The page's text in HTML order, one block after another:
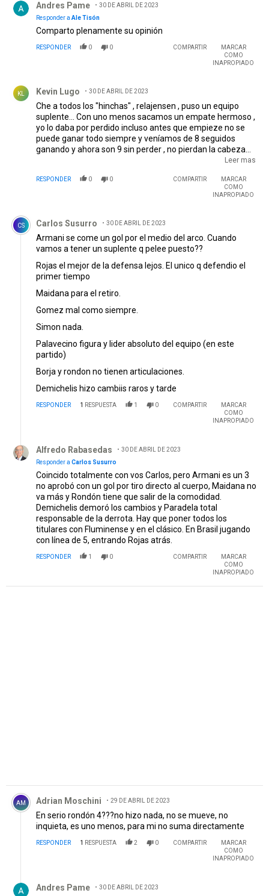
Andres Pame
30 DE ABRIL DE 2023
Responder a Ale Tisón
Comparto plenamente su opinión
RESPONDER 0 0 COMPARTIR
MARCAR
COMO
INAPROPIADO
KL Kevin Lugo 30 DE ABRIL DE 2023
Che a todos los "hinchas" , relajensen , puso un equipo
suplente... Con uno menos sacamos un empate hermoso ,
yo lo daba por perdido incluso antes que empieze no se
puede ganar todo siempre y veníamos de 8 seguidos
ganando y ahora son 9 sin perder , no pierdan la cabeza
por un partido , alienten más y critiquen menos... Me
siempre pese a las dificultades que se presentaron ,
Leer mas
RESPONDER 0 0 COMPARTIR
MARCAR
COMO
INAPROPIADO
Comentario de Carlos Susurro.
CS Carlos Susurro 30 DE ABRIL DE 2023
Armani se come un gol por el medio del arco. Cuando
vamos a tener un suplente q pelee puesto??
Rojas el mejor de la defensa lejos. El unico q defendio el
primer tiempo
Maidana para el retiro.
Gomez mal como siempre.
Simon nada.
Palavecino figura y lider absoluto del equipo (en este
partido)
Borja y rondon no tienen articulaciones.
Demichelis hizo cambiis raros y tarde
RESPONDER 1 RESPUESTA 1 0 COMPARTIR
MARCAR
COMO
INAPROPIADO
Alfredo Rabasedas
30 DE ABRIL DE 2023
Responder a Carlos Susurro
Coincido totalmente con vos Carlos, pero Armani es un 3
no aprobó con un gol por tiro directo al cuerpo, Maidana no
va más y Rondón tiene que salir de la comodidad.
Demichelis demoró los cambios y Paradela total
responsable de la derrota. Hay que poner todos los
titulares con Fluminense y en el clásico. En Brasil jugando
con línea de 5, entrando Rojas atrás.
RESPONDER 1 0 COMPARTIR
MARCAR
COMO
INAPROPIADO
Comentario de Adrian Moschini.
AM Adrian Moschini 29 DE ABRIL DE 2023
En serio rondón 4???no hizo nada, no se mueve, no
inquieta, es uno menos, para mi no suma directamente
RESPONDER 1 RESPUESTA 2 0 COMPARTIR
MARCAR
COMO
INAPROPIADO
Andres Pame
30 DE ABRIL DE 2023